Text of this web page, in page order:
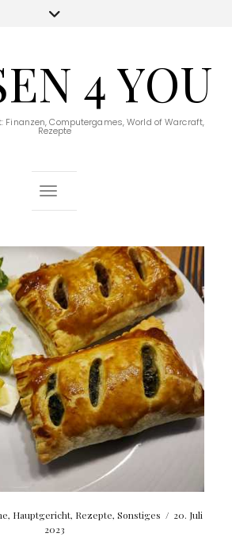
4 YOU
Computergames, World of Warcraft,
Rezepte
Toggle Navigation
, Hauptgericht, Rezepte,Sonstiges / 20. Juli
2023